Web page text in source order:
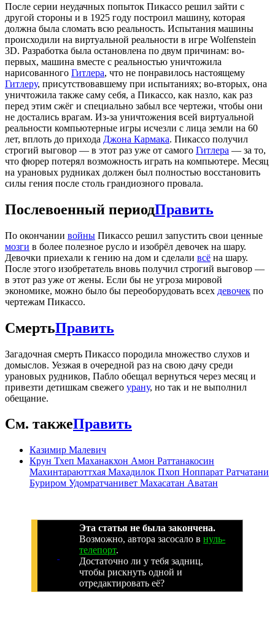
После серии неудачных попыток Пикассо решил зайти с
другой стороны и в 1925 году построил машину, которая
должна была сломать всю реальность. Испытания машины
происходили на виртуальной реальности в игре Wolfenstein
3D. Разработка была остановлена по двум причинам: во-
первых, машина вместе с реальностью уничтожила
нарисованного Гитлера, что не понравилось настоящему
Гитлеру, присутствовавшему при испытаниях; во-вторых, она
уничтожила также саму себя, а Пикассо, как назло, как раз
перед этим сжёг и специально забыл все чертежи, чтобы они
не достались врагам. Из-за уничтожения всей виртуальной
реальности компьютерные игры исчезли с лица земли на 60
лет, вплоть до прихода Джона Кармака. Пикассо получил
строгий выговор — в этот раз уже от самого Гитлера — за то,
что фюрер потерял возможность играть на компьютере. Месяц
на урановых рудниках должен был полностью восстановить
силы гения после столь грандиозного провала.
Послевоенный периодПравить
По окончании войны Пикассо решил запустить свои ценные
мозги в более полезное русло и изобрёл девочек на шару.
Девочки приехали к гению на дом и сделали всё на шару.
После этого изобретатель вновь получил строгий выговор —
в этот раз уже от жены. Если бы не угроза мировой
экономике, можно было бы переоборудовать всех девочек по
чертежам Пикассо.
СмертьПравить
Загадочная смерть Пикассо породила множество слухов и
домыслов. Уезжая в очередной раз на свою дачу среди
урановых рудников, Пабло обещал вернуться через месяц и
привезти детишкам свежего урану, но так и не выполнил
обещание.
См. такжеПравить
Казимир Малевич
Крун Тхеп Маханакхон Амон Раттанакосин
Махинтараюттхая Махадилок Пхоп Ноппарат Ратчатани
Буриром Удомратчанивет Махасатан Аватан
Эта статья не была закончена.
Возможно, автора засосало внуль-
телепорт.
Достаточно ли у тебя задниц,
чтобы рискнуть одной и
отредактировать её?